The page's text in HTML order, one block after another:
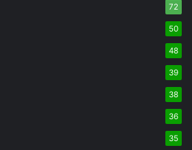
72
50
48
39
38
36
35